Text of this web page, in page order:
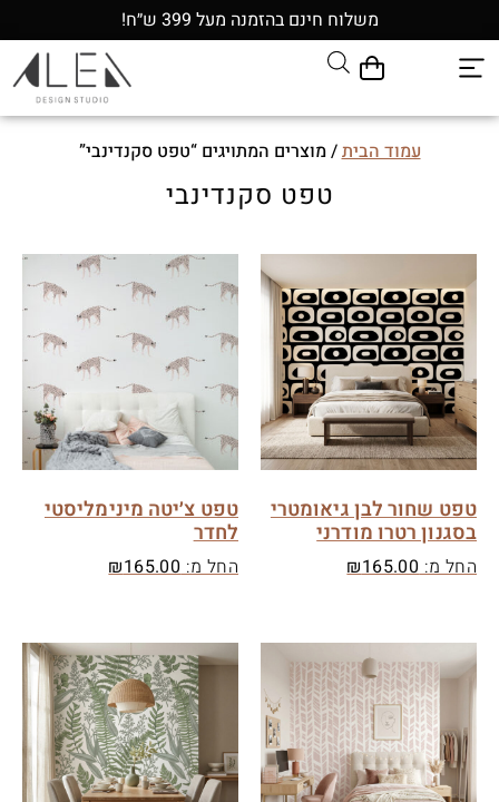
משלוח חינם בהזמנה מעל 399 ש״ח!
עמוד הבית/ מוצרים המתויגים “טפט סקנדינבי”
טפט סקנדינבי
טפט שחור לבן גיאומטרי
בסגנון רטרו מודרני
החל מ: ₪165.00
טפט צ׳יטה מינימליסטי
לחדר
החל מ: ₪165.00